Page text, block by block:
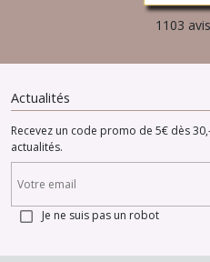
1103
Actualités
Recevez un code promo de 5€ dès
actualités.
Je ne suis pas un robot